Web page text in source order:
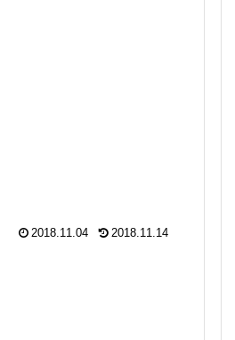
2018.11.04 2018.11.14